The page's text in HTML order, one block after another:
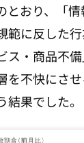
とおり、「
範に反した
ス・商品不
を不快にさ
果でした。